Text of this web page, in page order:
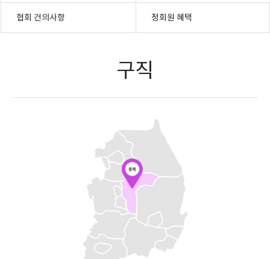
협회 건의사항 정회원 혜택
구직